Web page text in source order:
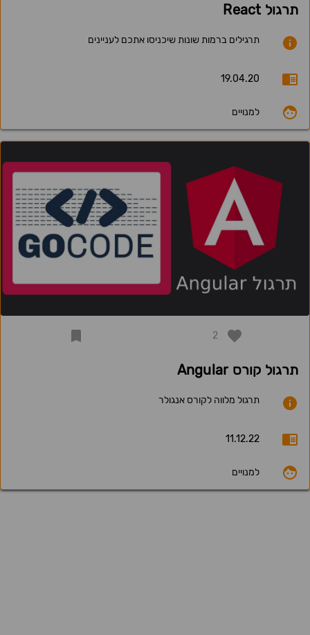
תרגול React
תרגילים ברמות שונות שיכניסו אתכם לעניינים
19.04.20
למנויים
2
תרגול קורס Angular
תרגול מלווה לקורס אנגולר
11.12.22
למנויים